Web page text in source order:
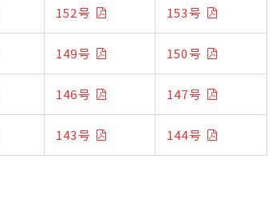
152号 153号
149号 150号
146号 147号
143号 144号